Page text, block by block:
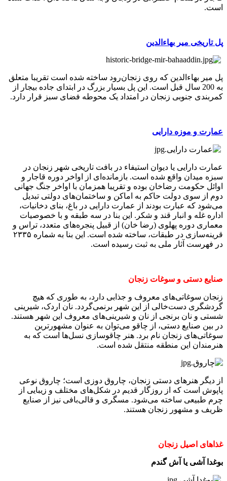
است.
پل تاریخی میر بهاءالدین
پل میر بهاءالدین که روی زنجان‌رود ساخته شده است تقریبا متعلق
به 200 سال قبل است. این پل بسیار بزرگ در ابتدای جاده بیجار از
کمربندی جنوبی زنجان در امتداد یک محوطه فضای سبز قرار دارد.
عمارت و موزه دارایی
عمارت دارایی یا دیوان استیفاء در بافت تاریخی شهر زنجان در
سبزه میدان واقع شده است. بازمانده‌ای از اواخر دوره قاجار و
اوائل حکومت رضاخان بوده و تقریبا همزمان با اواخر جنگ جهانی
دوم از سوی دولت حاکم به اماکن و ساختمان‌های دولتی تبدیل
می‌شود که عبارت بودند از عمارت دارایی در باغ، بنای دخانیات،
اداره غله و انبار قند و شکر. این بنا در سه طبقه و با خصوصیات
معماری دوره پهلوی (رضا خان) از قبیل پنجره‌های متعدد، تراس و
قرینه‌سازی در طبقات، ساخته شده است. این بنا به شماره ۲۳۳۵
در فهرست آثار ملی به ثبت رسیده است.
صنایع دستی و سوغات زنجان
زنجان سوغاتی‌های معروف و جذابی دارد، به طوری که هیچ
گردشگری دست‌خالی از این شهر برنمی‌گردد. نان اردک، شیرینی
شستی و نان برنجی از نان و شیرینی‌های معروف این شهر هستند.
در بین صنایع دستی، از چاقو می‌توان به عنوان مشهورترین
سوغاتی‌های زنجان نام برد. هنر چاقوسازی نسل‌ها است که به
هنرمندان این منطقه منتقل شده است.
از دیگر هنرهای دستی زنجان، چاروق‌ دوزی است؛ چاروق نوعی
پاپوش است که از روزگار قدیم در شکل‌های مختلف و زیبایی از
چرم طبیعی ساخته می‌شود. مسگری و قالی‌بافی نیز از صنایع
ظریف و مشهور زنجان هستند.
غذاهای اصیل زنجان
بوغدا آشی یا آش گندم